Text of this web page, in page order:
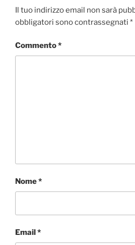
o
o
e
r
d
I
A
p
v
i
Il tuo indirizzo email non sarà
obbligatori sono contrassegnati *
Commento*
Nome*
Email*